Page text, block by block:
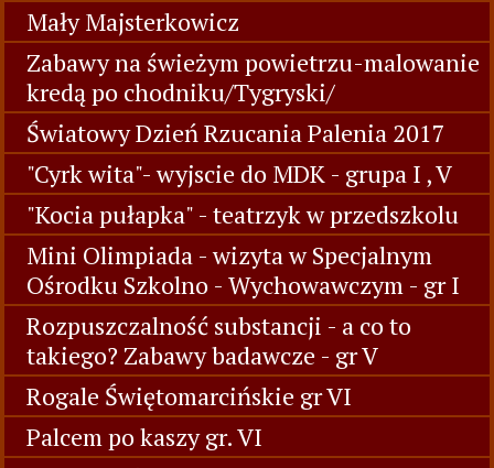
Mały Majsterkowicz
Zabawy na świeżym powietrzu-malowanie
kredą po chodniku/Tygryski/
Światowy Dzień Rzucania Palenia 2017
"Cyrk wita"- wyjscie do MDK - grupa I , V
"Kocia pułapka" - teatrzyk w przedszkolu
Mini Olimpiada - wizyta w Specjalnym
Ośrodku Szkolno - Wychowawczym - gr I
Rozpuszczalność substancji - a co to
takiego? Zabawy badawcze - gr V
Rogale Świętomarcińskie gr VI
Palcem po kaszy gr. VI